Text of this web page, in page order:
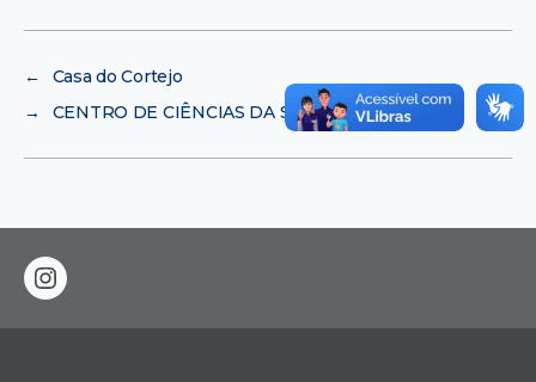
←
Casa do Cortejo
→
CENTRO DE CIÊNCIAS DA SAÚDE
instagram